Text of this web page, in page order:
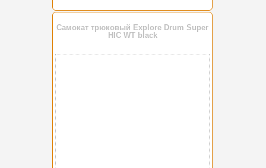
Самокат трюковый Explore Drum Super
HIC WT black